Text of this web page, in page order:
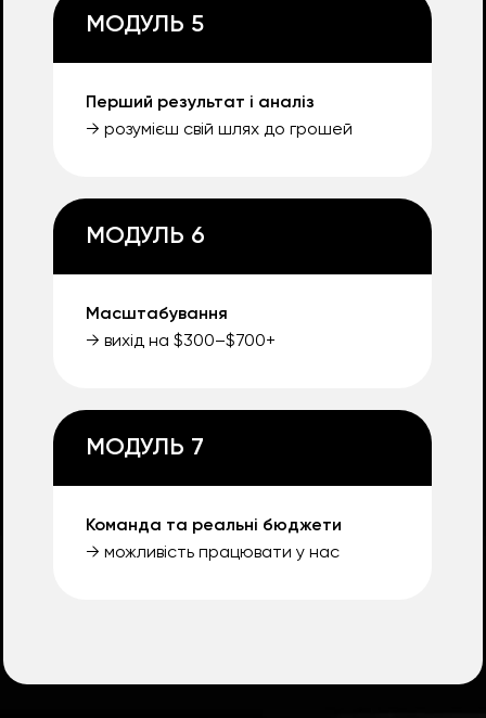
МОДУЛЬ 5
Перший результат і аналіз
→ розумієш свій шлях до грошей
МОДУЛЬ 6
Масштабування
→ вихід на $300–$700+
МОДУЛЬ 7
Команда та реальні бюджети
→ можливість працювати у нас